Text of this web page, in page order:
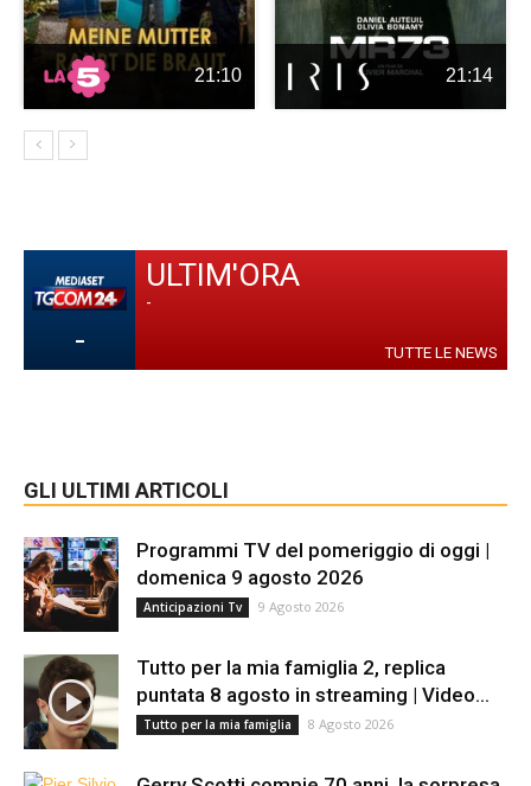
21:10 21:14
-
ULTIM'ORA
-
TUTTE LE NEWS
GLI ULTIMI ARTICOLI
Programmi TV del pomeriggio di oggi |
domenica 9 agosto 2026
Anticipazioni Tv 9 Agosto 2026
Tutto per la mia famiglia 2, replica
puntata 8 agosto in streaming | Video...
Tutto per la mia famiglia 8 Agosto 2026